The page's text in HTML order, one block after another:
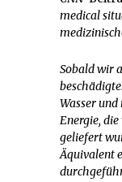
medical
Sobald wir
Wasser
Energie,
geliefert
Äquivalent